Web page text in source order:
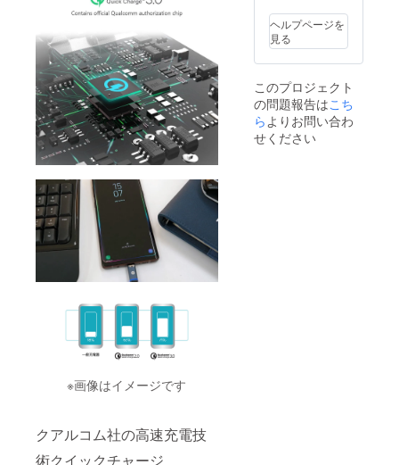
※画像はイメージです
クアルコム社の高速充電技
術クイックチャージ
ヘルプページを
見る
このプロジェクト
の問題報告はこち
ら よりお問い合わ
せください